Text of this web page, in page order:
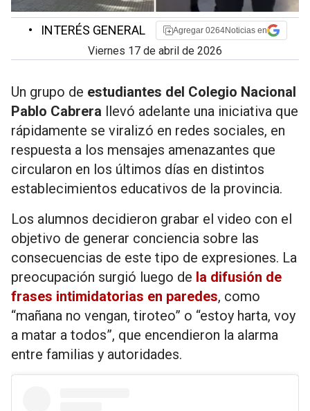
• INTERÉS GENERAL Agregar 0264Noticias en
viernes 17 de abril de 2026
Un grupo de estudiantes del Colegio Nacional
Pablo Cabrera llevó adelante una iniciativa que
rápidamente se viralizó en redes sociales, en
respuesta a los mensajes amenazantes que
circularon en los últimos días en distintos
establecimientos educativos de la provincia.
Los alumnos decidieron grabar el video con el
objetivo de generar conciencia sobre las
consecuencias de este tipo de expresiones. La
preocupación surgió luego de la difusión de
frases intimidatorias en paredes, como
“mañana no vengan, tiroteo” o “estoy harta, voy
a matar a todos”, que encendieron la alarma
entre familias y autoridades.